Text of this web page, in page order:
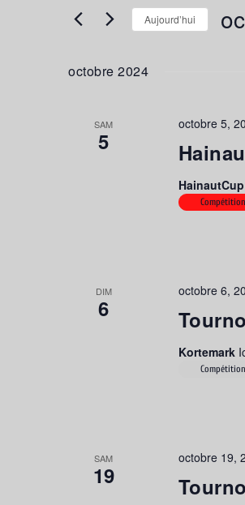
VUES
Évènements
clé.
Aujourd’hui
octobre 2024
SAM
5
octobre 5,
HainautCup
DIM
6
octobre 6,
Kortemark
SAM
19
octobre 19,